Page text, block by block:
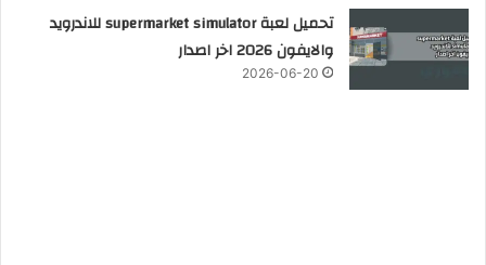
تحميل لعبة supermarket simulator للاندرويد
والايفون 2026 اخر اصدار
2026-06-20